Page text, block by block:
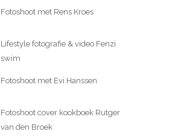
Fotoshoot met Rens Kroes
Lifestyle fotografie & video Fenzi
swim
Fotoshoot met Evi Hanssen
Fotoshoot cover kookboek Rutger
van den Broek